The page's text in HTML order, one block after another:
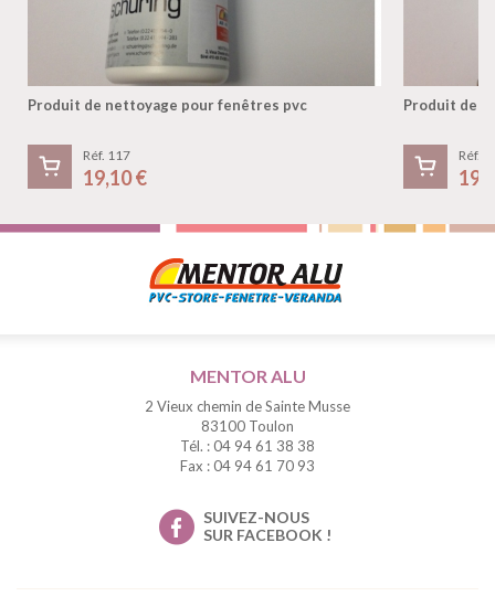
Produit de nettoyage pour fenêtres pvc
Réf. 117
19,10 €
Produit de
Réf.
MENTOR ALU
2 Vieux chemin de Sainte Musse
83100 Toulon
Tél. : 04 94 61 38 38
Fax : 04 94 61 70 93
SUIVEZ-NOUS
SUR FACEBOOK !